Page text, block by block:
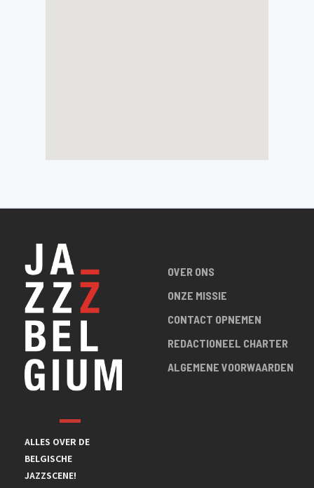
ALLES OVER DE
BELGISCHE
JAZZSCENE!
OVER ONS
ONZE MISSIE
CONTACT OPNEMEN
REDACTIONEEL CHARTER
ALGEMENE VOORWAARDEN